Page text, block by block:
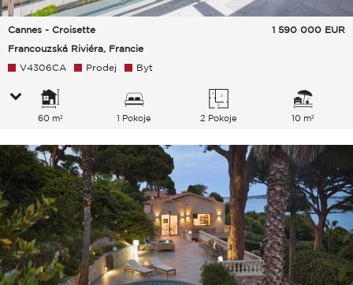
Cannes - Croisette
Francouzská Riviéra, Francie
1 590 000 EUR
V4306CA Prodej Byt
60 m² 1 Pokoje 2 Pokoje 10 m²